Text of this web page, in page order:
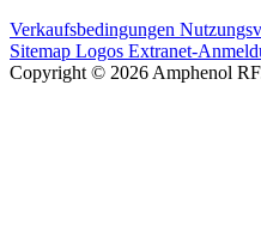
Verkaufsbedingungen
Sitemap Logos Extranet-
Copyright © 2026 Amphenol